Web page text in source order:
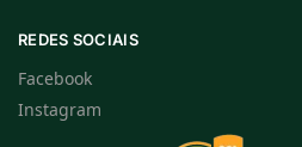
REDES SOCIAIS
Facebook
Instagram